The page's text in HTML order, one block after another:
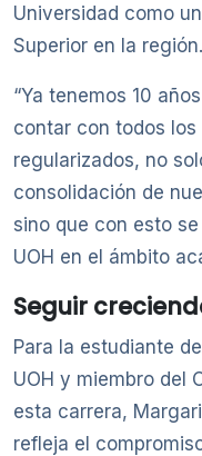
Universidad como
Superior en la región.
“Ya tenemos 10
contar con todos
regularizados, no
consolidación de
sino que con esto
UOH en el ámbito
Seguir
Para la estudiante
UOH y miembro del
esta carrera,
refleja el